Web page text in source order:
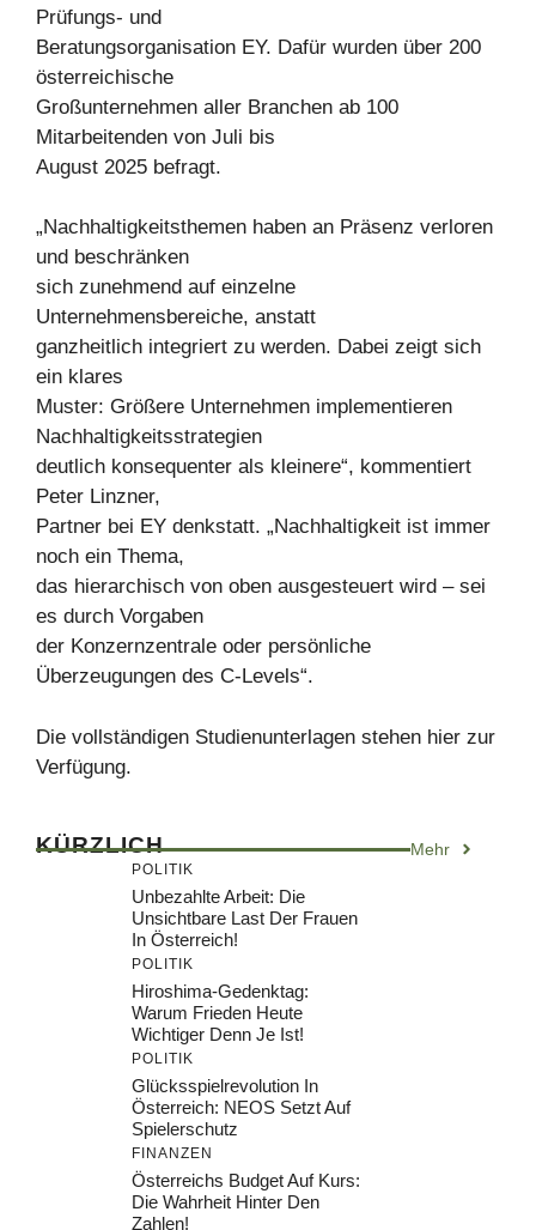
Prüfungs- und
Beratungsorganisation EY. Dafür wurden über 200
österreichische
Großunternehmen aller Branchen ab 100
Mitarbeitenden von Juli bis
August 2025 befragt.
„Nachhaltigkeitsthemen haben an Präsenz verloren
und beschränken
sich zunehmend auf einzelne
Unternehmensbereiche, anstatt
ganzheitlich integriert zu werden. Dabei zeigt sich
ein klares
Muster: Größere Unternehmen implementieren
Nachhaltigkeitsstrategien
deutlich konsequenter als kleinere“, kommentiert
Peter Linzner,
Partner bei EY denkstatt. „Nachhaltigkeit ist immer
noch ein Thema,
das hierarchisch von oben ausgesteuert wird – sei
es durch Vorgaben
der Konzernzentrale oder persönliche
Überzeugungen des C-Levels“.
Die vollständigen Studienunterlagen stehen hier zur
Verfügung.
KÜRZLICH Mehr
POLITIK
Unbezahlte Arbeit: Die
Unsichtbare Last Der Frauen
In Österreich!
POLITIK
Hiroshima-Gedenktag:
Warum Frieden Heute
Wichtiger Denn Je Ist!
POLITIK
Glücksspielrevolution In
Österreich: NEOS Setzt Auf
Spielerschutz
FINANZEN
Österreichs Budget Auf Kurs:
Die Wahrheit Hinter Den
Zahlen!